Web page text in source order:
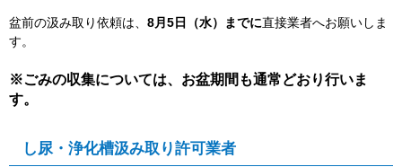
盆前の汲み取り依頼は、 8月5日（水）までに直接業者へお願いしま
す。
※ごみの収集については、お盆期間も通常どおり行いま
す。
し尿・浄化槽汲み取り許可業者